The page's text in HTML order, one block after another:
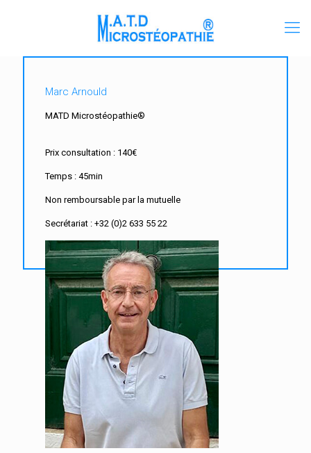
Marc Arnould
MATD Microstéopathie®
Prix consultation : 140€
Temps : 45min
Non remboursable par la mutuelle
Secrétariat : +32 (0)2 633 55 22